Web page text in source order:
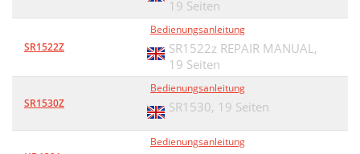
19 Seiten
SR1522Z
Bedienungsanleitung
SR1522z REPAIR MANUAL,
19 Seiten
SR1530Z
Bedienungsanleitung
SR1530, 19 Seiten
Bedienungsanleitung